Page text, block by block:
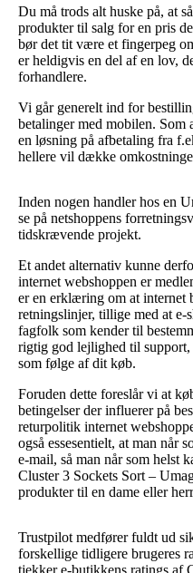
Du må trods alt huske på, at
produkter til salg for en pris
bør det tit være et fingerpeg
er heldigvis en del af en lov,
forhandlere.
Vi går generelt ind for
betalinger med mobilen. Som
en løsning på afbetaling fra
hellere vil dække
Inden nogen handler hos en
se på netshoppens
tidskrævende projekt.
Et andet alternativ kunne
internet webshoppen er
er en erklæring om at internet
retningslinjer, tillige med at e-
fagfolk som kender til
rigtig god lejlighed til
som følge af dit køb.
Foruden dette foreslår vi at
betingelser der influerer på
returpolitik internet
også essesentielt, at man når
e-mail, så man når som helst
Cluster 3 Sockets Sort –
produkter til en dame eller
Trustpilot medfører fuldt ud
forskellige tidligere brugeres
tjekker e-butikkens ratings af